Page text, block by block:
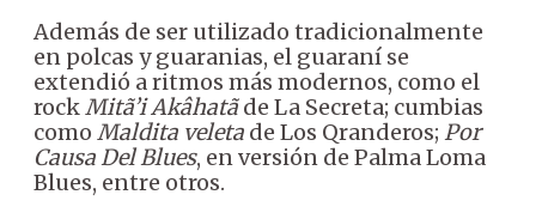
Además de ser utilizado tradicionalmente
en polcas y guaranias, el guaraní se
extendió a ritmos más modernos, como el
rockMitã’i Akâhatãde La Secreta; cumbias
como Maldita veleta de Los Qranderos; Por
Causa Del Blues, en versión de Palma Loma
Blues, entre otros.